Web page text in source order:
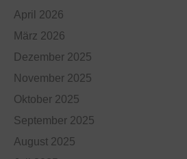
April 2026
März 2026
Dezember 2025
November 2025
Oktober 2025
September 2025
August 2025